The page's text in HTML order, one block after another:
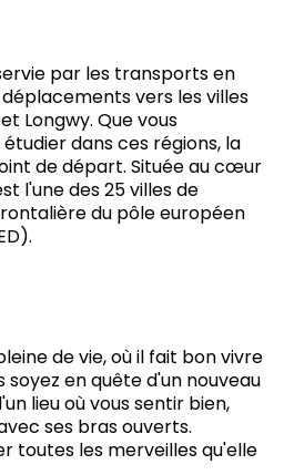
par les transports en
vers les villes
Longwy. Que vous
dans ces régions, la
de départ. Située au cœur
l'une des 25 villes de
du pôle européen
de vie, où il fait bon vivre
soyez en quête d'un nouveau
lieu où vous sentir bien,
ses bras ouverts.
toutes les merveilles qu'elle